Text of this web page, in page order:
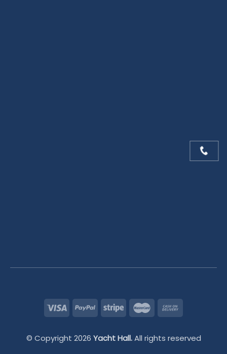
© Copyright 2026 Yacht Hall.All rights reserved